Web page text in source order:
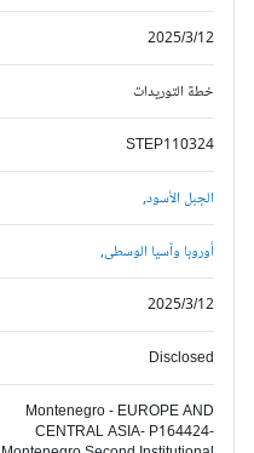
2025/3/12
خطة التوريدات
STEP110324
الجبل الأسود,
أوروبا وآسيا الوسطى,
2025/3/12
Disclosed
Montenegro - EUROPE AND
CENTRAL ASIA- P164424-